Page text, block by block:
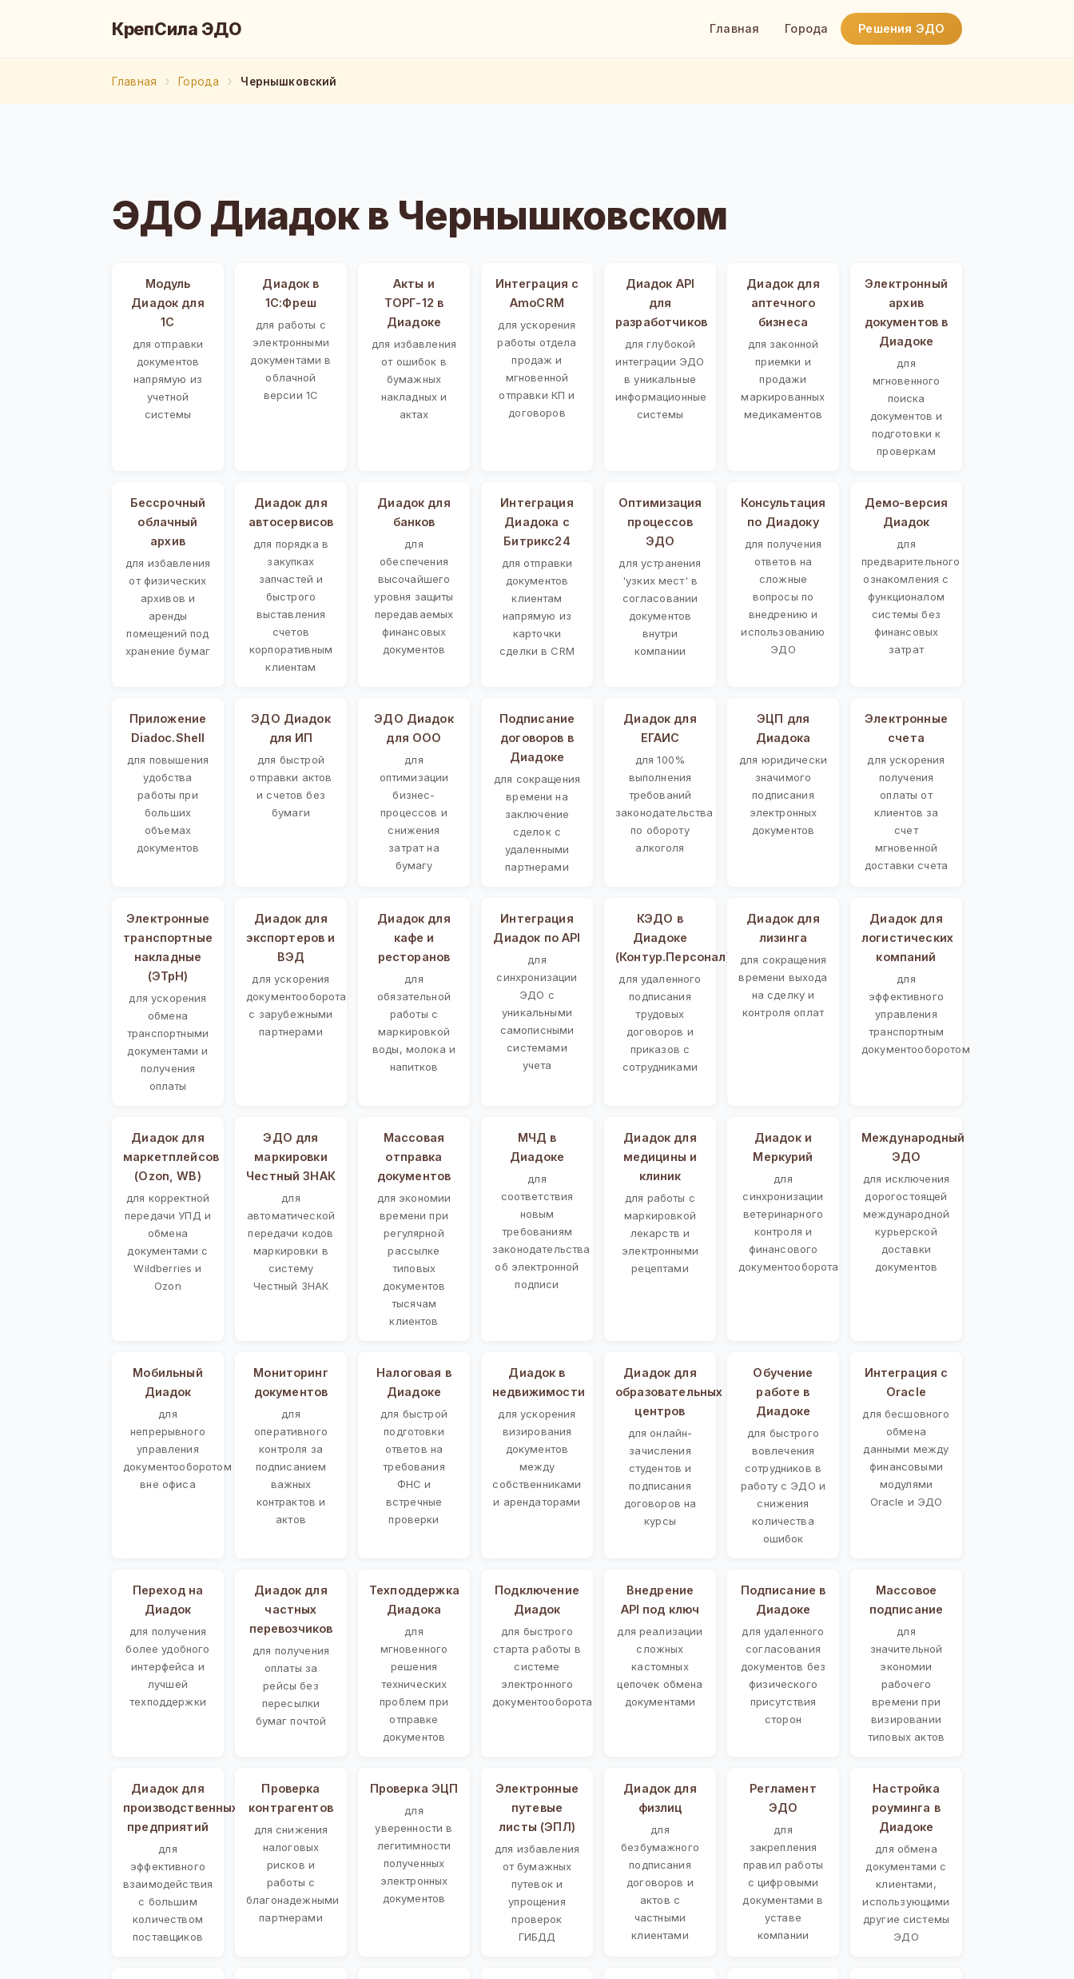
КрепСила ЭДО Главная Города Решения ЭДО
Главная Города Чернышковский
ЭДО Диадок в Чернышковском
Модуль
Диадок для
1С
для отправки
документов
напрямую из
учетной
системы
Диадок в
1С:Фреш
для работы с
электронными
документами в
облачной
версии 1С
Акты и
ТОРГ-12 в
Диадоке
для избавления
от ошибок в
бумажных
накладных и
актах
Интеграция с
AmoCRM
для ускорения
работы отдела
продаж и
мгновенной
отправки КП и
договоров
Диадок API
для
разработчиков
для глубокой
интеграции ЭДО
в уникальные
информационные
системы
Диадок для
аптечного
бизнеса
для законной
приемки и
продажи
маркированных
медикаментов
Электронный
архив
документов в
Диадоке
для
мгновенного
поиска
документов и
подготовки к
проверкам
Бессрочный
облачный
архив
для избавления
от физических
архивов и
аренды
помещений под
хранение бумаг
Диадок для
автосервисов
для порядка в
закупках
запчастей и
быстрого
выставления
счетов
корпоративным
клиентам
Диадок для
банков
для
обеспечения
высочайшего
уровня защиты
передаваемых
финансовых
документов
Интеграция
Диадока с
Битрикс24
для отправки
документов
клиентам
напрямую из
карточки
сделки в CRM
Оптимизация
процессов
ЭДО
для устранения
'узких мест' в
согласовании
документов
внутри
компании
Консультация
по Диадоку
для получения
ответов на
сложные
вопросы по
внедрению и
использованию
ЭДО
Демо-версия
Диадок
для
предварительного
ознакомления с
функционалом
системы без
финансовых
затрат
Приложение
Diadoc.Shell
для повышения
удобства
работы при
больших
объемах
документов
ЭДО Диадок
для ИП
для быстрой
отправки актов
и счетов без
бумаги
ЭДО Диадок
для ООО
для
оптимизации
бизнес-
процессов и
снижения
затрат на
бумагу
Подписание
договоров в
Диадоке
для сокращения
времени на
заключение
сделок с
удаленными
партнерами
Диадок для
ЕГАИС
для 100%
выполнения
требований
законодательства
по обороту
алкоголя
ЭЦП для
Диадока
для юридически
значимого
подписания
электронных
документов
Электронные
счета
для ускорения
получения
оплаты от
клиентов за
счет
мгновенной
доставки счета
Электронные
транспортные
накладные
(ЭТрН)
для ускорения
обмена
транспортными
документами и
получения
оплаты
Диадок для
экспортеров и
ВЭД
для ускорения
документооборота
с зарубежными
партнерами
Диадок для
кафе и
ресторанов
для
обязательной
работы с
маркировкой
воды, молока и
напитков
Интеграция
Диадок по API
для
синхронизации
ЭДО с
уникальными
самописными
системами
учета
КЭДО в
Диадоке
(Контур.Персонал)
для удаленного
подписания
трудовых
договоров и
приказов с
сотрудниками
Диадок для
лизинга
для сокращения
времени выхода
на сделку и
контроля оплат
Диадок для
логистических
компаний
для
эффективного
управления
транспортным
документооборотом
Диадок для
маркетплейсов
(Ozon, WB)
для корректной
передачи УПД и
обмена
документами с
Wildberries и
Ozon
ЭДО для
маркировки
Честный ЗНАК
для
автоматической
передачи кодов
маркировки в
систему
Честный ЗНАК
Массовая
отправка
документов
для экономии
времени при
регулярной
рассылке
типовых
документов
тысячам
клиентов
МЧД в
Диадоке
для
соответствия
новым
требованиям
законодательства
об электронной
подписи
Диадок для
медицины и
клиник
для работы с
маркировкой
лекарств и
электронными
рецептами
Диадок и
Меркурий
для
синхронизации
ветеринарного
контроля и
финансового
документооборота
Международный
ЭДО
для исключения
дорогостоящей
международной
курьерской
доставки
документов
Мобильный
Диадок
для
непрерывного
управления
документооборотом
вне офиса
Мониторинг
документов
для
оперативного
контроля за
подписанием
важных
контрактов и
актов
Налоговая в
Диадоке
для быстрой
подготовки
ответов на
требования
ФНС и
встречные
проверки
Диадок в
недвижимости
для ускорения
визирования
документов
между
собственниками
и арендаторами
Диадок для
образовательных
центров
для онлайн-
зачисления
студентов и
подписания
договоров на
курсы
Обучение
работе в
Диадоке
для быстрого
вовлечения
сотрудников в
работу с ЭДО и
снижения
количества
ошибок
Интеграция с
Oracle
для бесшовного
обмена
данными между
финансовыми
модулями
Oracle и ЭДО
Переход на
Диадок
для получения
более удобного
интерфейса и
лучшей
техподдержки
Диадок для
частных
перевозчиков
для получения
оплаты за
рейсы без
пересылки
бумаг почтой
Техподдержка
Диадока
для
мгновенного
решения
технических
проблем при
отправке
документов
Подключение
Диадок
для быстрого
старта работы в
системе
электронного
документооборота
Внедрение
API под ключ
для реализации
сложных
кастомных
цепочек обмена
документами
Подписание в
Диадоке
для удаленного
согласования
документов без
физического
присутствия
сторон
Массовое
подписание
для
значительной
экономии
рабочего
времени при
визировании
типовых актов
Диадок для
производственных
предприятий
для
эффективного
взаимодействия
с большим
количеством
поставщиков
Проверка
контрагентов
для снижения
налоговых
рисков и
работы с
благонадежными
партнерами
Проверка ЭЦП
для
уверенности в
легитимности
полученных
электронных
документов
Электронные
путевые
листы (ЭПЛ)
для избавления
от бумажных
путевок и
упрощения
проверок
ГИБДД
Диадок для
физлиц
для
безбумажного
подписания
договоров и
актов с
частными
клиентами
Регламент
ЭДО
для
закрепления
правил работы
с цифровыми
документами в
уставе
компании
Настройка
роуминга в
Диадоке
для обмена
документами с
клиентами,
использующими
другие системы
ЭДО